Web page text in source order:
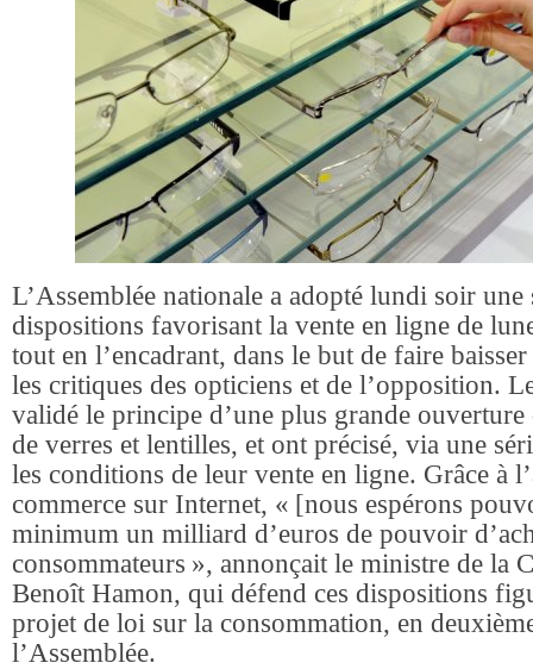
L’Assemblée nationale a adopté lundi soir une
dispositions favorisant la vente en ligne de
tout en l’encadrant, dans le but de faire
les critiques des opticiens et de l’opposition.
validé le principe d’une plus grande
de verres et lentilles, et ont précisé, via une
les conditions de leur vente en ligne. Grâce à
commerce sur Internet, « [nous espérons
minimum un milliard d’euros de pouvoir
consommateurs », annonçait le ministre de la
Benoît Hamon, qui défend ces dispositions
projet de loi sur la consommation, en
l’Assemblée.